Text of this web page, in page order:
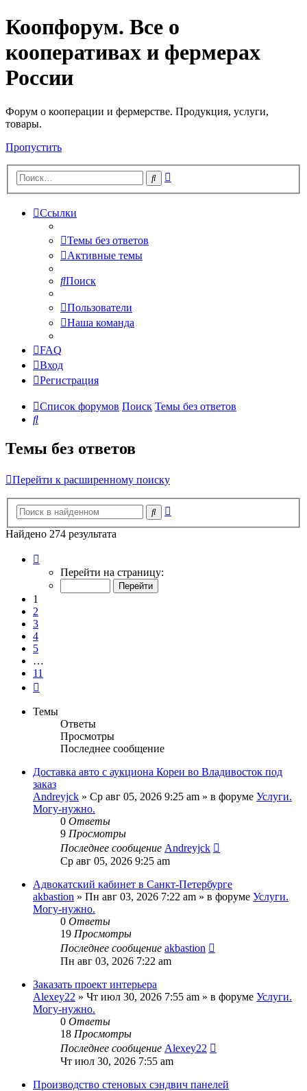
Коопфорум. Все о
кооперативах и фермерах
России
Форум о кооперации и фермерстве. Продукция, услуги,
товары.
Пропустить
Поиск
Ссылки
Темы без ответов
Активные темы
Поиск
Пользователи
Наша команда
FAQ
Вход
Регистрация
Список форумов Поиск Темы без ответов
Поиск
Темы без ответов
Перейти к расширенному поиску
Поиск
Найдено 274 результата
Перейти на страницу:
1
2
3
4
5
…
11
Темы
Ответы
Просмотры
Последнее сообщение
Доставка авто с аукциона Кореи во Владивосток под
заказ
Andreyjck » Ср авг 05, 2026 9:25 am » в форуме Услуги.
Могу-нужно.
0 Ответы
9 Просмотры
Последнее сообщение Andreyjck
Ср авг 05, 2026 9:25 am
Адвокатский кабинет в Санкт-Петербурге
akbastion » Пн авг 03, 2026 7:22 am » в форуме Услуги.
Могу-нужно.
0 Ответы
19 Просмотры
Последнее сообщение akbastion
Пн авг 03, 2026 7:22 am
Заказать проект интерьера
Alexey22 » Чт июл 30, 2026 7:55 am » в форуме Услуги.
Могу-нужно.
0 Ответы
18 Просмотры
Последнее сообщение Alexey22
Чт июл 30, 2026 7:55 am
Производство стеновых сэндвич панелей